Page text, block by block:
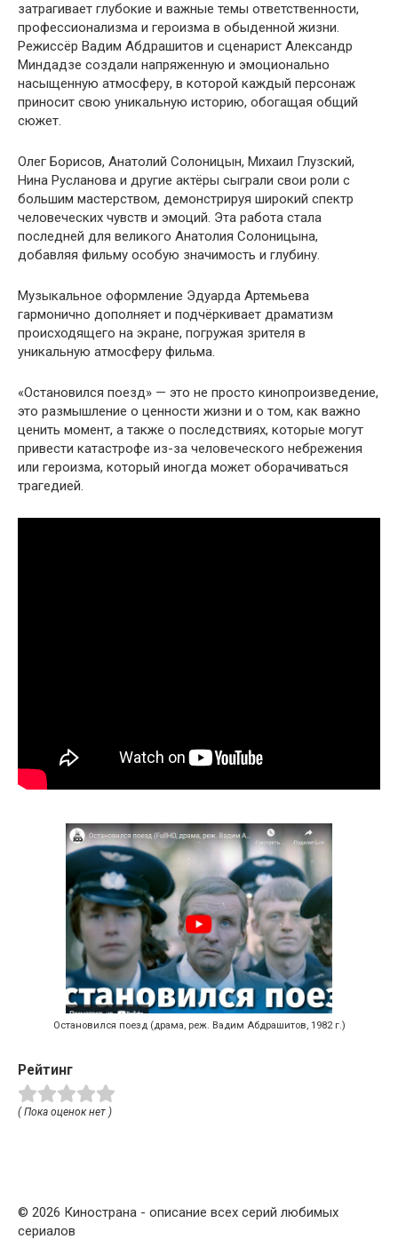
затрагивает глубокие и важные темы ответственности,
профессионализма и героизма в обыденной жизни.
Режиссёр Вадим Абдрашитов и сценарист Александр
Миндадзе создали напряженную и эмоционально
насыщенную атмосферу, в которой каждый персонаж
приносит свою уникальную историю, обогащая общий
сюжет.
Олег Борисов, Анатолий Солоницын, Михаил Глузский,
Нина Русланова и другие актёры сыграли свои роли с
большим мастерством, демонстрируя широкий спектр
человеческих чувств и эмоций. Эта работа стала
последней для великого Анатолия Солоницына,
добавляя фильму особую значимость и глубину.
Музыкальное оформление Эдуарда Артемьева
гармонично дополняет и подчёркивает драматизм
происходящего на экране, погружая зрителя в
уникальную атмосферу фильма.
«Остановился поезд» — это не просто кинопроизведение,
это размышление о ценности жизни и о том, как важно
ценить момент, а также о последствиях, которые могут
привести катастрофе из-за человеческого небрежения
или героизма, который иногда может оборачиваться
трагедией.
Остановился поезд (драма, реж. Вадим Абдрашитов, 1982 г.)
Рейтинг
( Пока оценок нет )
© 2026 Кинострана - описание всех серий любимых
сериалов